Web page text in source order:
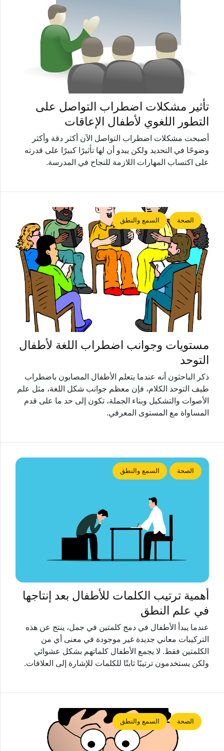
تأثير مشكلات اضطراب التواصل على
التطور اللغوي لأطفال الإعاقات
أصبحت مشكلات اضطراب التواصل الآن أكثر دقة وأكثر
وضوحًا في التحديد ولكن يبدو أن لها تأثيرًا كبيرًا على قدرته
على اكتساب المهارات اللازمة للنجاح في المدرسة.
الصحة السمع والنطق
مستويات وجوانب اضطراب اللغة لأطفال
التوحد
ذكر الباحثون أنه عندما يتعلم الأطفال المصابون باضطراب
طيف التوحد الكلام، فإن معظم جوانب شكل اللغة، مثل علم
الأصوات والتشكيل وبناء الجملة، تكون إلى حد ما على قدم
المساواة مع المستوى المعرفي.
الصحة السمع والنطق
أهمية ترتيب الكلمات للأطفال بعد إنتاجها
في علم النطق
عندما يبدأ الأطفال في دمج كلمتين في جمل، ينتج عن هذه
التركيبات معاني جديدة غير موجودة في معنى أي من
الكلمتين فقط. لا يجمع الأطفال كلماتهم بشكل عشوائي
ولكن يستخدمون ترتيبًا ثابتًا للكلمات للإشارة إلى العلاقات.
الصحة السمع والنطق